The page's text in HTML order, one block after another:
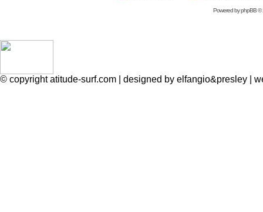
Powered byphpBB©
© copyright atitude-surf.com | designed by elfangio&presley |